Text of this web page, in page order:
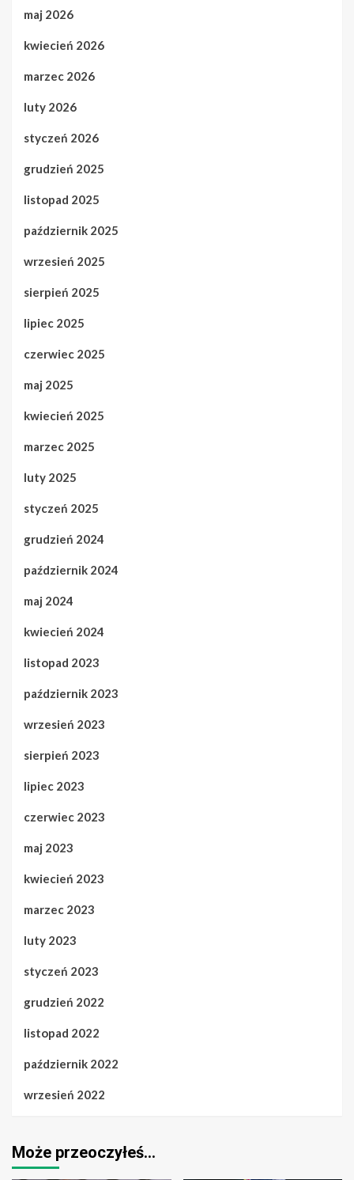
maj 2026
kwiecień 2026
marzec 2026
luty 2026
styczeń 2026
grudzień 2025
listopad 2025
październik 2025
wrzesień 2025
sierpień 2025
lipiec 2025
czerwiec 2025
maj 2025
kwiecień 2025
marzec 2025
luty 2025
styczeń 2025
grudzień 2024
październik 2024
maj 2024
kwiecień 2024
listopad 2023
październik 2023
wrzesień 2023
sierpień 2023
lipiec 2023
czerwiec 2023
maj 2023
kwiecień 2023
marzec 2023
luty 2023
styczeń 2023
grudzień 2022
listopad 2022
październik 2022
wrzesień 2022
Może przeoczyłeś…